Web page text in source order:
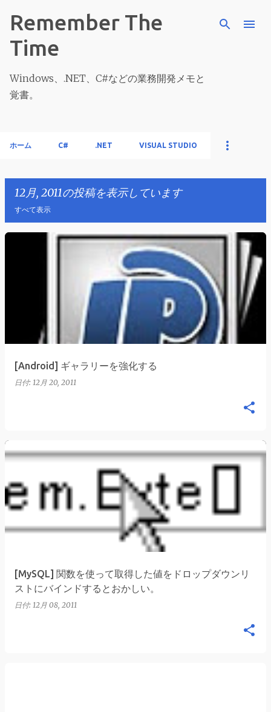
スキップしてメイン コンテンツに移動
Remember The
Time
Windows、.NET、C#などの業務開発メモと
覚書。
ホーム C# .NET VISUAL STUDIO
12月, 2011の投稿を表示しています
すべて表示
[Android] ギャラリーを強化する
日付: 12月 20, 2011
[MySQL] 関数を使って取得した値をドロップダウンリ
ストにバインドするとおかしい。
日付: 12月 08, 2011